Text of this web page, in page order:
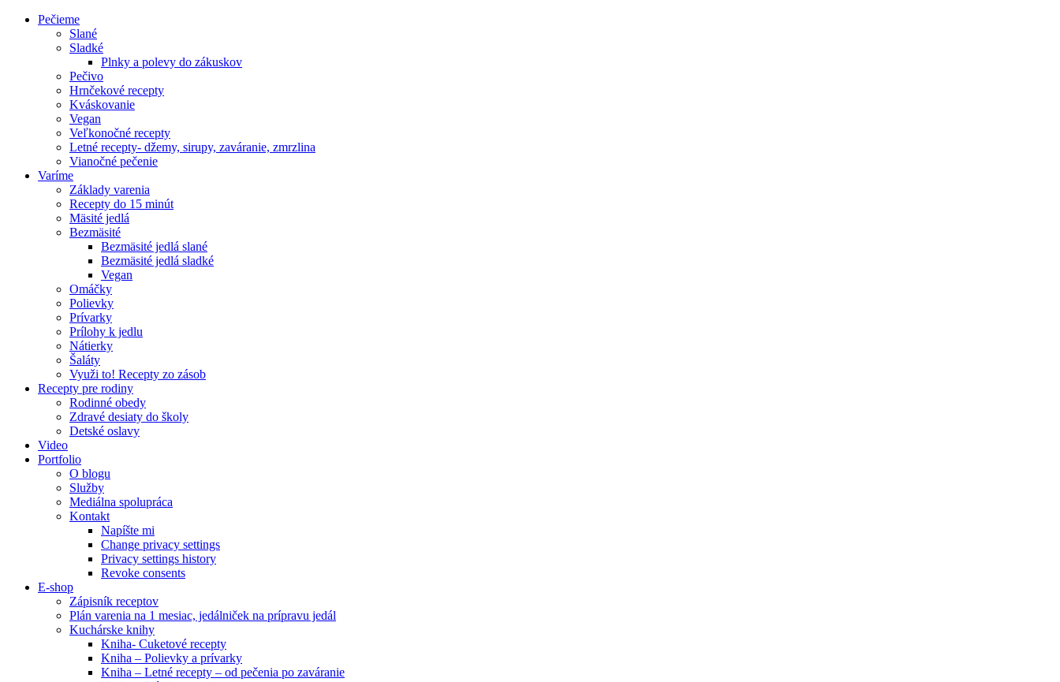
Pečieme
Slané
Sladké
Plnky a polevy do zákuskov
Pečivo
Hrnčekové recepty
Kváskovanie
Vegan
Veľkonočné recepty
Letné recepty- džemy, sirupy, zaváranie, zmrzlina
Vianočné pečenie
Varíme
Základy varenia
Recepty do 15 minút
Mäsité jedlá
Bezmäsité
Bezmäsité jedlá slané
Bezmäsité jedlá sladké
Vegan
Omáčky
Polievky
Prívarky
Prílohy k jedlu
Nátierky
Šaláty
Využi to! Recepty zo zásob
Recepty pre rodiny
Rodinné obedy
Zdravé desiaty do školy
Detské oslavy
Video
Portfolio
O blogu
Služby
Mediálna spolupráca
Kontakt
Napíšte mi
Change privacy settings
Privacy settings history
Revoke consents
E-shop
Zápisník receptov
Plán varenia na 1 mesiac, jedálniček na prípravu jedál
Kuchárske knihy
Kniha- Cuketové recepty
Kniha – Polievky a prívarky
Kniha – Letné recepty – od pečenia po zaváranie